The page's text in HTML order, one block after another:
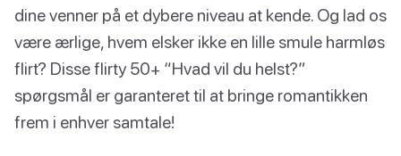
dine venner på et dybere niveau at kende. Og lad os
være ærlige, hvem elsker ikke en lille smule harmløs
flirt? Disse flirty 50+ “Hvad vil du helst?”
spørgsmål er garanteret til at bringe romantikken
frem i enhver samtale!